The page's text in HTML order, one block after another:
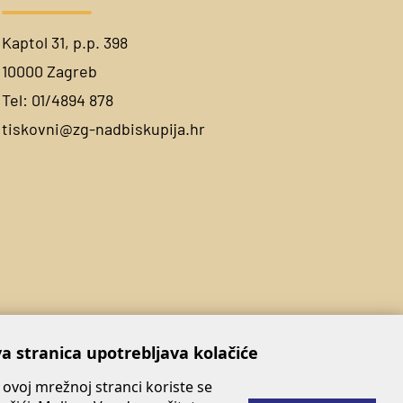
Kaptol 31, p.p. 398
10000 Zagreb
Tel: 01/4894 878
tiskovni@zg-nadbiskupija.hr
stranica upotrebljava kolačiće
ovoj mrežnoj stranci koriste se